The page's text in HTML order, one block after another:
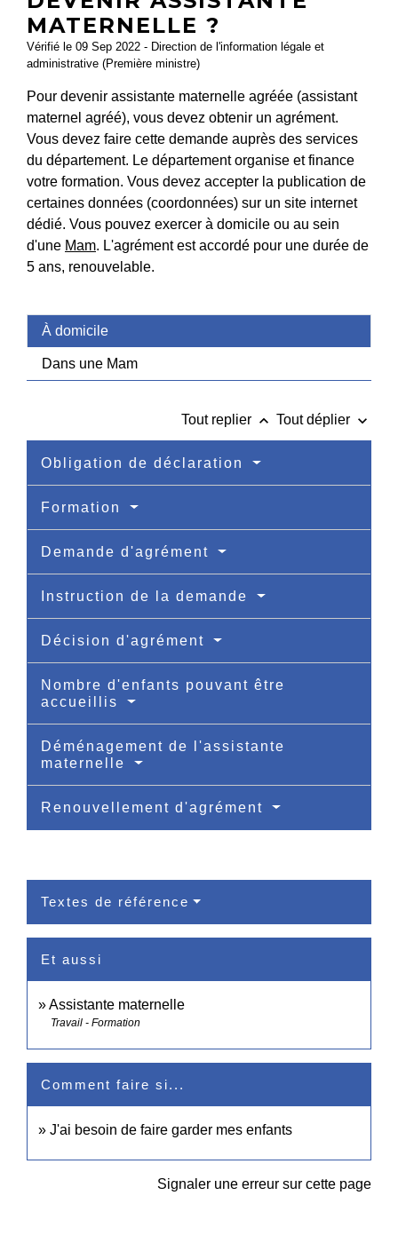
MATERNELLE ?
Vérifié le 09 Sep 2022 - Direction de l'information légale et
administrative (Première ministre)
Pour devenir assistante maternelle agréée (assistant
maternel agréé), vous devez obtenir un agrément.
Vous devez faire cette demande auprès des services
du département. Le département organise et finance
votre formation. Vous devez accepter la publication de
certaines données (coordonnées) sur un site internet
dédié. Vous pouvez exercer à domicile ou au sein
d'une Mam. L'agrément est accordé pour une durée de
5 ans, renouvelable.
À domicile
Dans une Mam
Tout replier keyboard_arrow_up Tout déplier keyboard_arrow_down
Obligation de déclaration
Formation
Demande d'agrément
Instruction de la demande
Décision d'agrément
Nombre d'enfants pouvant être
accueillis
Déménagement de l'assistante
maternelle
Renouvellement d'agrément
Textes de référence
Et aussi
Assistante maternelle
Travail - Formation
Comment faire si...
J'ai besoin de faire garder mes enfants
Signaler une erreur sur cette page